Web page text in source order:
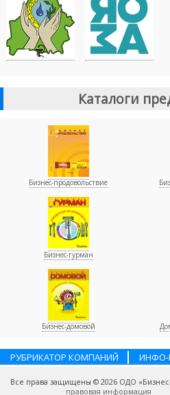
Каталоги
Бизнес-продовольствие
Бизнес-гурман
Бизнес-домовой
РУБРИКАТОР КОМПАНИЙ ИНФО-
Все права защищены © 2026 ОДО
правовая информация